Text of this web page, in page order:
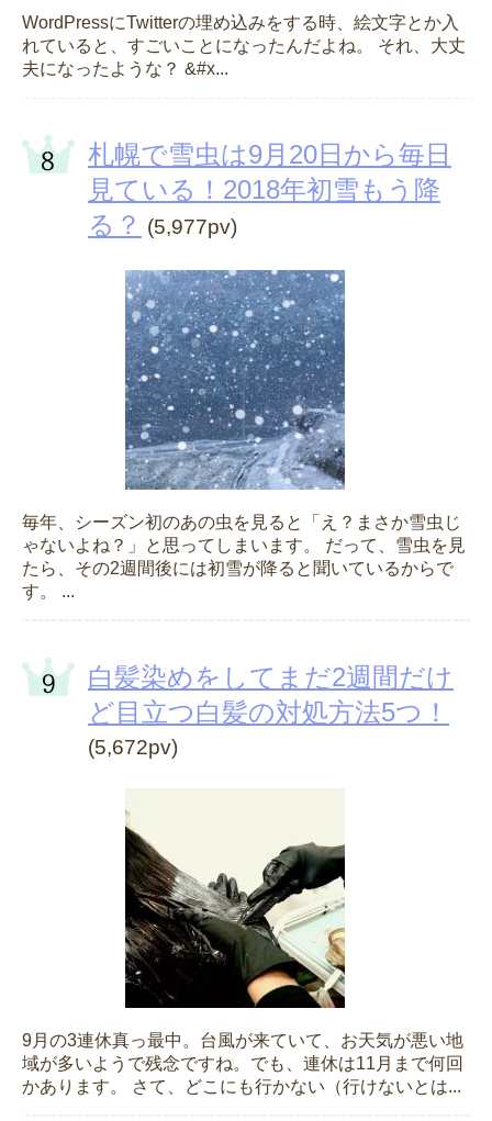
WordPressにTwitterの埋め込みをする時、絵文字とか入
れていると、すごいことになったんだよね。 それ、大丈
夫になったような？ &#x...
札幌で雪虫は9月20日から毎日
見ている！2018年初雪もう降
る？ (5,977pv)
毎年、シーズン初のあの虫を見ると「え？まさか雪虫じ
ゃないよね？」と思ってしまいます。 だって、雪虫を見
たら、その2週間後には初雪が降ると聞いているからで
す。 ...
白髪染めをしてまだ2週間だけ
ど目立つ白髪の対処方法5つ！
(5,672pv)
9月の3連休真っ最中。台風が来ていて、お天気が悪い地
域が多いようで残念ですね。でも、連休は11月まで何回
かあります。 さて、どこにも行かない（行けないとは...